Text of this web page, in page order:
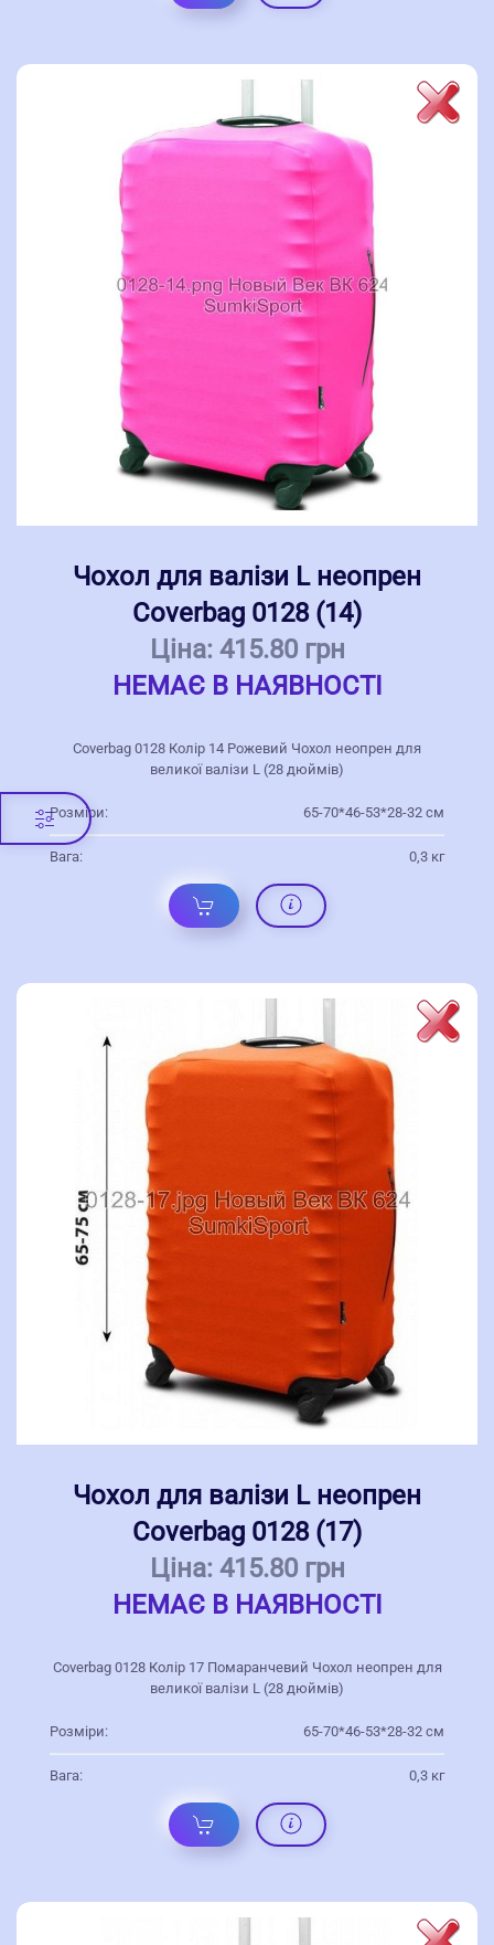
Чохол для валізи L неопрен
Coverbag 0128 (14)
Ціна: 415.80 грн
НЕМАЄ В НАЯВНОСТІ
Coverbag 0128 Колір 14 Рожевий Чохол неопрен для
великої валізи L (28 дюймів)
Розміри: 65-70*46-53*28-32 см
Вага: 0,3 кг
Чохол для валізи L неопрен
Coverbag 0128 (17)
Ціна: 415.80 грн
НЕМАЄ В НАЯВНОСТІ
Coverbag 0128 Колір 17 Помаранчевий Чохол неопрен для
великої валізи L (28 дюймів)
Розміри: 65-70*46-53*28-32 см
Вага: 0,3 кг